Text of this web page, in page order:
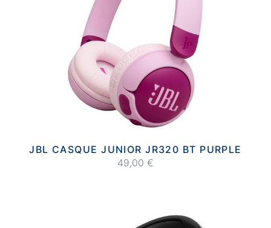
JBL CASQUE JUNIOR JR320 BT PURPLE
49,00 €